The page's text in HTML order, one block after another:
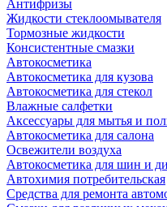
Антифризы
Жидкости стеклоомывателя
Тормозные жидкости
Консистентные смазки
Автокосметика
Автокосметика для кузова
Автокосметика для стекол
Влажные салфетки
Аксессуары для мытья и
Автокосметика для салона
Освежители воздуха
Автокосметика для шин и
Автохимия потребительская
Средства для ремонта